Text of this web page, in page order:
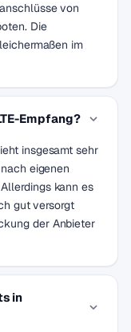
von
Die
im
Empfang?
insgesamt sehr
eigenen
kann es
gut versorgt
der Anbieter
in